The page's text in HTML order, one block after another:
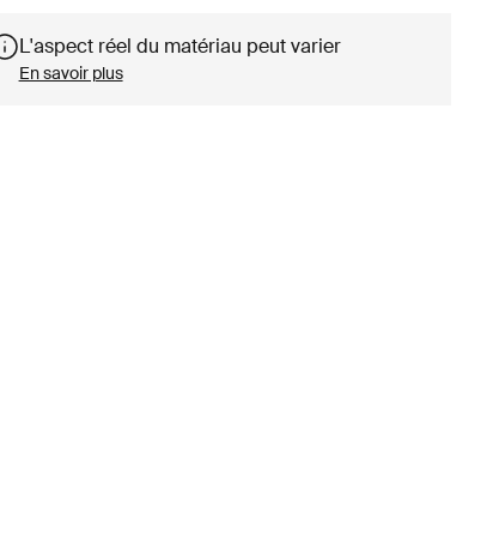
L'aspect réel du matériau peut varier
En savoir plus